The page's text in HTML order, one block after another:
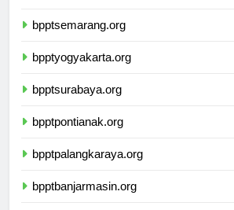
bpptsemarang.org
bpptyogyakarta.org
bpptsurabaya.org
bpptpontianak.org
bpptpalangkaraya.org
bpptbanjarmasin.org